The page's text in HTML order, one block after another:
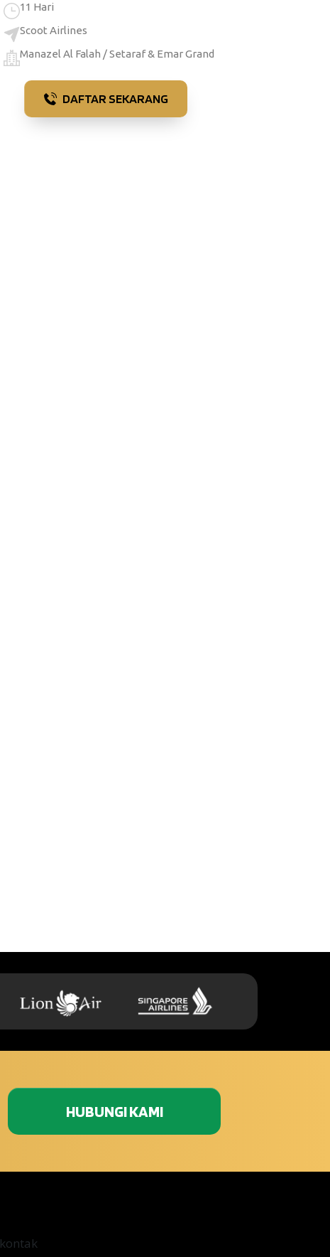
11 Hari
Scoot Airlines
Manazel Al Falah / Setaraf & Emar Grand
DAFTAR SEKARANG
HUBUNGI KAMI
kontak